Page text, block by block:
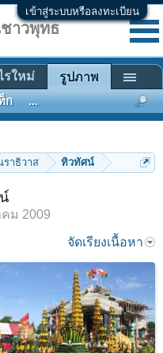
เข้าสู่ระบบหรือลงทะเบียน
ราธิวาส ทิวทัศน์
ม 2009
จัดเรียงเนื้อหา
าวพุทธ
รใหม่ รูปภาพ
ก ...